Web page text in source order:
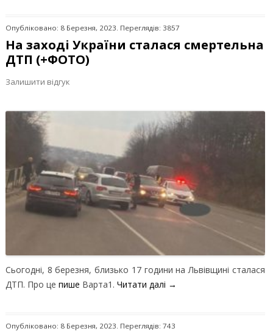
Опубліковано: 8 Березня, 2023. Переглядів: 3857
На заході України сталася смертельна
ДТП (+ФОТО)
Залишити відгук
Сьогодні, 8 березня, близько 17 години на Львівщині сталася
ДТП. Про це пише Варта1. Читати далі →
Опубліковано: 8 Березня, 2023. Переглядів: 743